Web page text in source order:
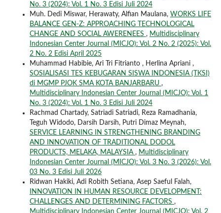
No. 3 (2024): Vol. 1 No. 3 Edisi Juli 2024
Muh. Dedi Miswar, Herawaty, Alfian Maulana, WORKS LIFE
BALANCE GEN-Z: APPROACHING TECHNOLOGICAL
CHANGE AND SOCIAL AWERENEES , Multidisciplinary
Indonesian Center Journal (MICJO): Vol. 2 No. 2 (2025): Vol.
2 No. 2 Edisi April 2025
Muhammad Habibie, Ari Tri Fitrianto , Herlina Apriani ,
SOSIALISASI TES KEBUGARAN SISWA INDONESIA (TKSI)
di MGMP PJOK SMA KOTA BANJARBARU ,
Multidisciplinary Indonesian Center Journal (MICJO): Vol. 1
No. 3 (2024): Vol. 1 No. 3 Edisi Juli 2024
Rachmad Chartady, Satriadi Satriadi, Reza Ramadhania,
Teguh Widodo, Darsih Darsih, Putri Dimaz Meynah,
SERVICE LEARNING IN STRENGTHENING BRANDING
AND INNOVATION OF TRADITIONAL DODOL
PRODUCTS, MELAKA, MALAYSIA , Multidisciplinary
Indonesian Center Journal (MICJO): Vol. 3 No. 3 (2026): Vol.
03 No. 3 Edisi Juli 2026
Ridwan Hakiki, Adi Robith Setiana, Asep Saeful Falah,
INNOVATION IN HUMAN RESOURCE DEVELOPMENT:
CHALLENGES AND DETERMINING FACTORS ,
Multidisciplinary Indonesian Center Journal (MICJO): Vol. 2